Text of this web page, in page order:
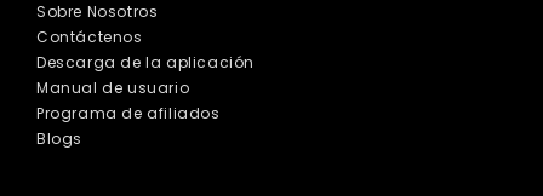
Sobre Nosotros
Contáctenos
Descarga de la aplicación
Manual de usuario
Programa de afiliados
Blogs